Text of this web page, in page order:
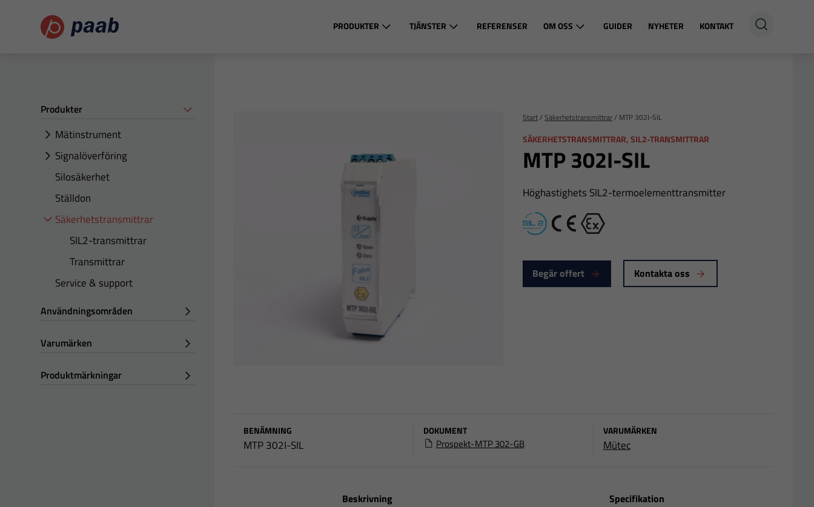
PRODUKTER TJÄNSTER REFERENSER OM OSS GUIDER NYHETER KONTAKT
Produkter
Mätinstrument
Signalöverföring
Silosäkerhet
Ställdon
Säkerhetstransmittrar
SIL2-transmittrar
Transmittrar
Service & support
Användningsområden
Varumärken
Produktmärkningar
Start/Säkerhetstransmittrar/ MTP 302I-SIL
SÄKERHETSTRANSMITTRAR, SIL2-TRANSMITTRAR
MTP 302I-SIL
Höghastighets SIL2-termoelementtransmitter
SIL2 CE Ex
Begär offert Kontakta oss
BENÄMNING
MTP 302I-SIL
DOKUMENT
Prospekt-MTP 302-GB
VARUMÄRKEN
Mütec
Beskrivning Specifikation